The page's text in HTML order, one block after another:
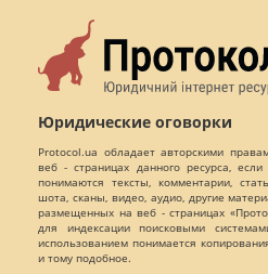
Юридические оговорки
Protocol.ua обладает авторскими
веб - страницах данного ресурса,
понимаются тексты, комментарии,
шота, сканы, видео, аудио, другие
размещенных на веб - страницах
для индексации поисковыми
использованием понимается
и тому подобное.